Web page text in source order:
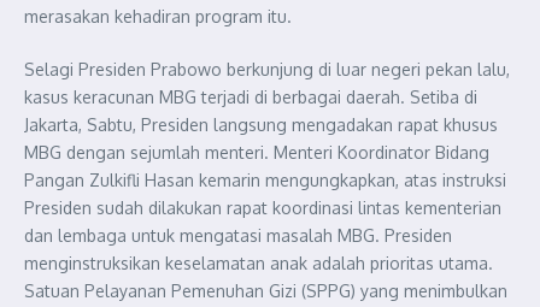
merasakan kehadiran program itu.
Selagi Presiden Prabowo berkunjung di luar negeri pekan lalu,
kasus keracunan MBG terjadi di berbagai daerah. Setiba di
Jakarta, Sabtu, Presiden langsung mengadakan rapat khusus
MBG dengan sejumlah menteri. Menteri Koordinator Bidang
Pangan Zulkifli Hasan kemarin mengungkapkan, atas instruksi
Presiden sudah dilakukan rapat koordinasi lintas kementerian
dan lembaga untuk mengatasi masalah MBG. Presiden
menginstruksikan keselamatan anak adalah prioritas utama.
Satuan Pelayanan Pemenuhan Gizi (SPPG) yang menimbulkan